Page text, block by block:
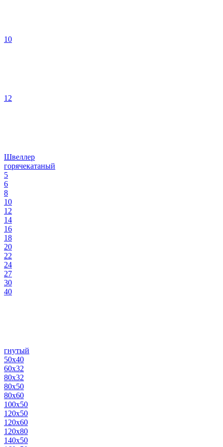
10
12
Швеллер
горячекатаный
5
6
8
10
12
14
16
18
20
22
24
27
30
40
гнутый
50х40
60х32
80х32
80х50
80х60
100х50
120х50
120х60
120х80
140х50